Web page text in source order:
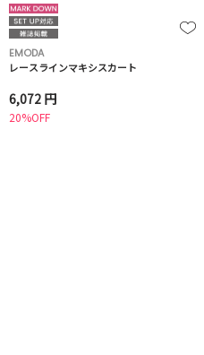
EMODA
レースラインマキシスカート
6,072 円
20%OFF